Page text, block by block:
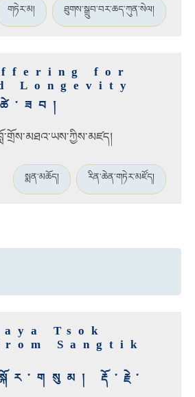
གཏེར་མ། ཐུགས་སྒྲུབ་བར་ཆད་ཀུན་སེལ།
for
Longevity
སྨན་མཆོད། རིན་ཆེན་གཏེར་མཛོད།
Tsok
Sangtik
རྡོ་རྗེ་